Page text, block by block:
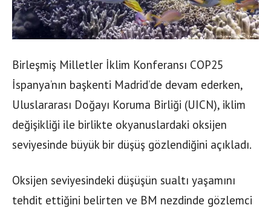
Birleşmiş Milletler İklim Konferansı COP25
İspanya’nın başkenti Madrid’de devam ederken,
Uluslararası Doğayı Koruma Birliği (UICN), iklim
değişikliği ile birlikte okyanuslardaki oksijen
seviyesinde büyük bir düşüş gözlendiğini açıkladı.
Oksijen seviyesindeki düşüşün sualtı yaşamını
tehdit ettiğini belirten ve BM nezdinde gözlemci